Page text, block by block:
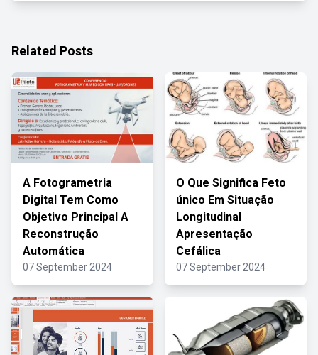
Related Posts
A Fotogrametria
Digital Tem Como
Objetivo Principal A
Reconstrução
Automática
07 September 2024
O Que Significa Feto
único Em Situação
Longitudinal
Apresentação
Cefálica
07 September 2024